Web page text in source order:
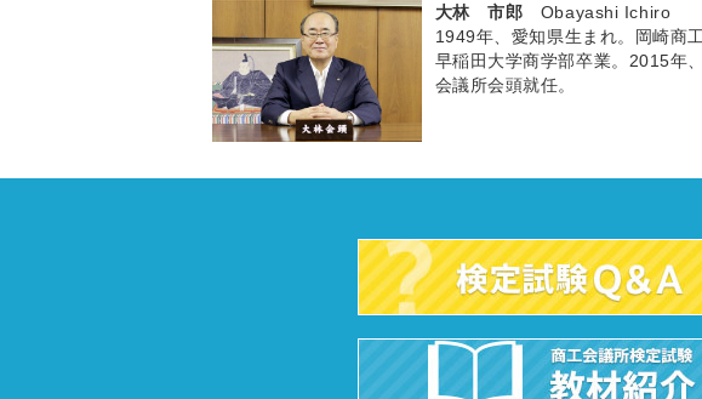
大林 市郎 Obayashi Ichiro
1949年、愛知県生まれ。岡崎商
早稲田大学商学部卒業。2015年
会議所会頭就任。